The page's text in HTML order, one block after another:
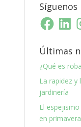
Síguenos
Facebook
Últimas
¿Qué es
La rapidez y
jardinería
El
en primavera